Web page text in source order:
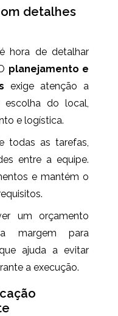
detalhes
hora de detalhar
planejamento e
exige atenção a
escolha do local,
e logística.
todas as tarefas,
entre a equipe.
e mantém o
um orçamento
margem para
ajuda a evitar
a execução.